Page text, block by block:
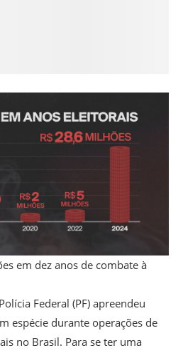
em dez anos de combate à
Federal (PF) apreendeu
espécie durante operações de
no Brasil. Para se ter uma